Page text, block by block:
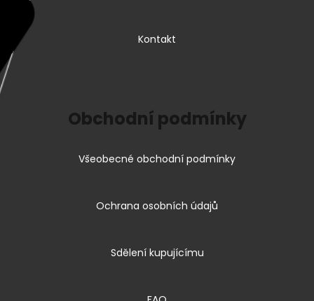
Kontakt
Obchodní podmínky
Všeobecné obchodní podmínky
Ochrana osobních údajů
Sdělení kupujícímu